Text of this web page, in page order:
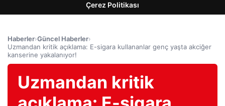
Çerez Politikası
Haberler›Güncel Haberler›
Uzmandan kritik açıklama: E-sigara kullananlar genç yaşta akciğer
kanserine yakalanıyor!
Uzmandan kritik